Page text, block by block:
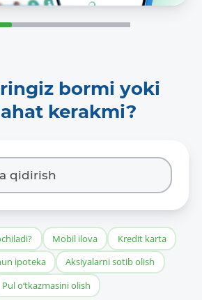
sana:
mazmuni:
ma’lumotlariga giperslka
bormi yoki
kerakmi?
Mobil ilova
Kredit karta
ipoteka
Aksiyalarni sotib olish
Pul o‘tkazmasini olish